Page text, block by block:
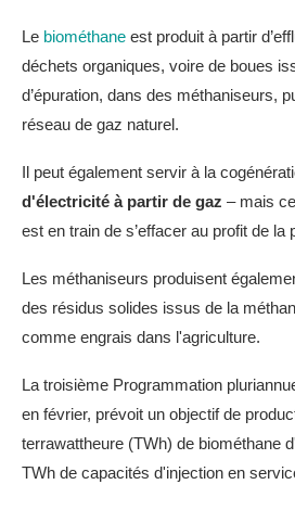
Le biométhane est produit à partir
déchets organiques, voire de boues
d’épuration, dans des méthaniseurs,
réseau de gaz naturel.
Il peut également servir à la
d'électricité à partir de gaz – mais
est en train de s’effacer au profit de la
Les méthaniseurs produisent
des résidus solides issus de la
comme engrais dans l'agriculture.
La troisième Programmation
en février, prévoit un objectif de
terrawattheure (TWh) de biométhane
TWh de capacités d'injection en